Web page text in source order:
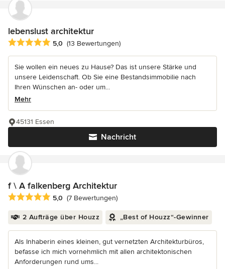
lebenslust architektur
Durchschnittliche Bewertung: 5 von 5 Sternen
5,0 (13 Bewertungen)
Sie wollen ein neues zu Hause? Das ist unsere Stärke und
unsere Leidenschaft. Ob Sie eine Bestandsimmobilie nach
Ihren Wünschen an- oder um...
Mehr
Nachricht
45131 Essen
f \ A falkenberg Architektur
Durchschnittliche Bewertung: 5 von 5 Sternen
5,0 (7 Bewertungen)
2 Aufträge über Houzz „Best of Houzz“-Gewinner
Als Inhaberin eines kleinen, gut vernetzten Architekturbüros,
befasse ich mich vornehmlich mit allen architektonischen
Anforderungen rund ums...